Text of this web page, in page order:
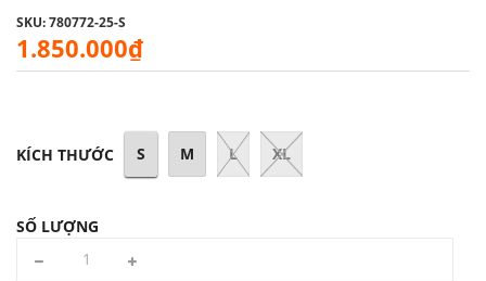
SKU: 780772-25-S
1.850.000₫
KÍCH THƯỚC S M L XL
SỐ LƯỢNG